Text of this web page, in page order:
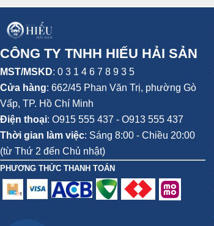
CÔNG TY TNHH HIẾU HẢI SẢN
MST/MSKD: 0 3 1 4 6 7 8 9 3 5
Cửa hàng: 662/45 Phan Văn Trị, phường Gò
Vấp, TP. Hồ Chí Minh
Điện thoại: O915 555 437 - O913 555 437
Thời gian làm việc: Sáng 8:00 - Chiều 20:00
(từ Thứ 2 đến Chủ nhật)
PHƯƠNG THỨC THANH TOÁN